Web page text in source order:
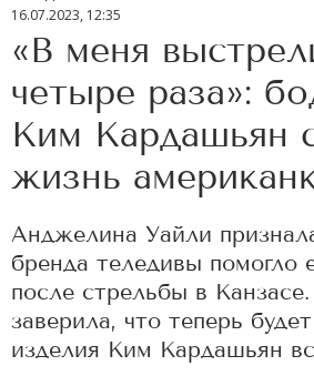
16.07.2023, 12:35
«В меня
четыре раза»:
Ким Кардашьян
жизнь
Анджелина Уайли
бренда теледивы помогло
после стрельбы в
заверила, что теперь
изделия Ким Кардашьян